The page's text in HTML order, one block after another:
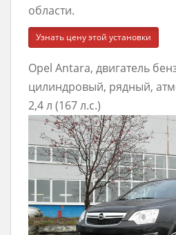
области.
Узнать цену этой установки
Opel Antara, двигатель
цилиндровый, рядный,
2,4 л (167 л.с.)